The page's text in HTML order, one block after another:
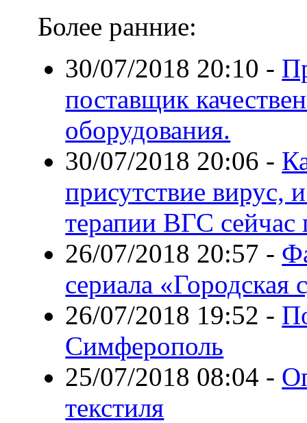
Более ранние:
30/07/2018 20:10 -
поставщик
оборудования.
30/07/2018 20:06 -
присутствие вирус,
терапии ВГС
26/07/2018 20:57 -
сериала «Городская
26/07/2018 19:52 -
Симферополь
25/07/2018 08:04 -
текстиля